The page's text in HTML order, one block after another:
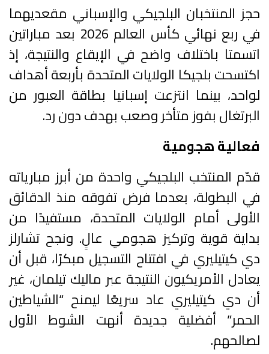
حجز المنتخبان البلجيكي والإسباني مقعديهما
في ربع نهائي كأس العالم 2026 بعد مباراتين
اتسمتا باختلاف واضح في الإيقاع والنتيجة، إذ
اكتسحت بلجيكا الولايات المتحدة بأربعة أهداف
لواحد، بينما انتزعت إسبانيا بطاقة العبور من
البرتغال بفوز متأخر وصعب بهدف دون رد.
فعالية هجومية
قدّم المنتخب البلجيكي واحدة من أبرز مبارياته
في البطولة، بعدما فرض تفوقه منذ الدقائق
الأولى أمام الولايات المتحدة، مستفيدًا من
بداية قوية وتركيز هجومي عالٍ. ونجح تشارلز
دي كيتيليري في افتتاح التسجيل مبكرًا، قبل أن
يعادل الأمريكيون النتيجة عبر ماليك تيلمان، غير
أن دي كيتيليري عاد سريعًا ليمنح “الشياطين
الحمر” أفضلية جديدة أنهت الشوط الأول
لصالحهم.